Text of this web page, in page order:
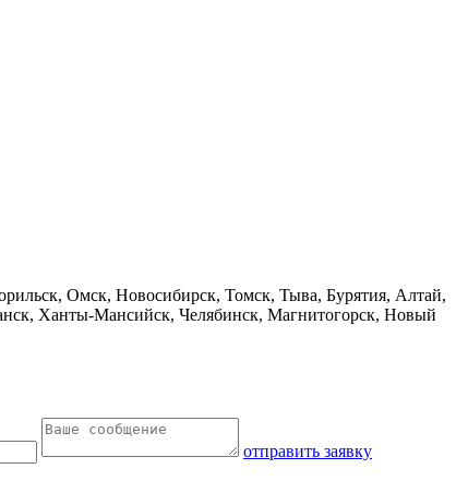
Омск, Новосибирск, Томск, Тыва, Бурятия, Алтай,
Ханты-Мансийск, Челябинск, Магнитогорск, Новый
отправить заявку